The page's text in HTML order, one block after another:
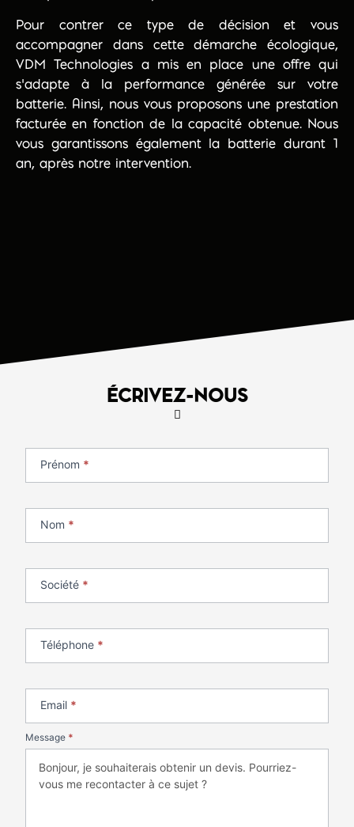
Pour contrer ce type de décision et vous
accompagner dans cette démarche écologique,
VDM Technologies a mis en place une offre qui
s’adapte à la performance générée sur votre
batterie. Ainsi, nous vous proposons une prestation
facturée en fonction de la capacité obtenue. Nous
vous garantissons également la batterie durant 1
an, après notre intervention.
ÉCRIVEZ-NOUS
formulaire
Prénom *
Nom *
Société *
Téléphone *
Email *
Message *
êtes un
humain, ne
remplissez
pas ce